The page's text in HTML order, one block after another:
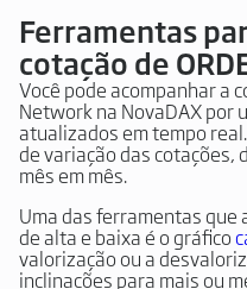
Ferramentas
cotação de
Você pode acompanhar a
Network na NovaDAX por
atualizados em tempo
de variação das cotações,
mês em mês.
Uma das ferramentas
de alta e baixa é o gráfico
valorização ou a
inclinações para mais ou